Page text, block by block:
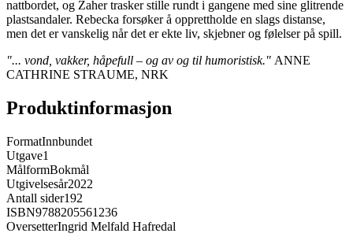
nattbordet, og Zaher trasker stille rundt i gangene med sine glitrende
plastsandaler. Rebecka forsøker å opprettholde en slags distanse,
men det er vanskelig når det er ekte liv, skjebner og følelser på spill.
"... vond, vakker, håpefull – og av og til humoristisk." ANNE
CATHRINE STRAUME, NRK
Produktinformasjon
FormatInnbundet
Utgave1
MålformBokmål
Utgivelsesår2022
Antall sider192
ISBN9788205561236
OversetterIngrid Melfald Hafredal